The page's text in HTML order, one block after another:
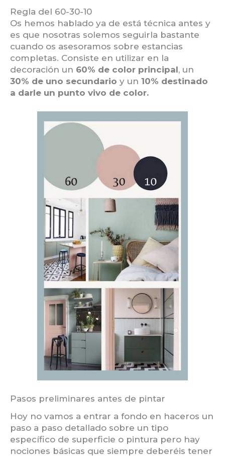
Regla del 60-30-10
Os hemos hablado ya de está técnica antes y
es que nosotras solemos seguirla bastante
cuando os asesoramos sobre estancias
completas. Consiste en utilizar en la
decoración un 60% de color principal, un
30% de uno secundario y un 10% destinado
a darle un punto vivo de color.
Pasos preliminares antes de pintar
Hoy no vamos a entrar a fondo en haceros un
paso a paso detallado sobre un tipo
específico de superficie o pintura pero hay
nociones básicas que siempre deberéis tener